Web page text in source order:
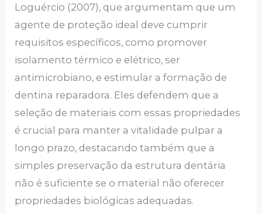
Loguércio (2007), que argumentam que um
agente de proteção ideal deve cumprir
requisitos específicos, como promover
isolamento térmico e elétrico, ser
antimicrobiano, e estimular a formação de
dentina reparadora. Eles defendem que a
seleção de materiais com essas propriedades
é crucial para manter a vitalidade pulpar a
longo prazo, destacando também que a
simples preservação da estrutura dentária
não é suficiente se o material não oferecer
propriedades biológicas adequadas.